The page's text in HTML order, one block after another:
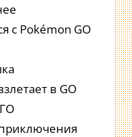
с Pokémon GO
в GO